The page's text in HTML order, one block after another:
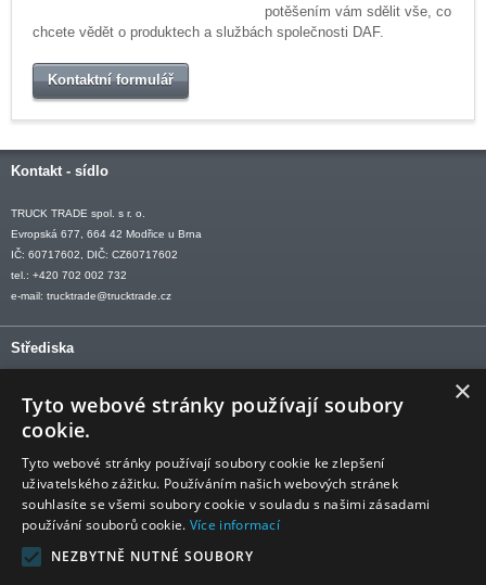
potěšením vám sdělit vše, co
chcete vědět o produktech a službách společnosti DAF.
Kontaktní formulář
Kontakt - sídlo
TRUCK TRADE spol. s r. o.
Evropská 677, 664 42 Modřice u Brna
IČ: 60717602, DIČ: CZ60717602
tel.: +420 702 002 732
e-mail: trucktrade@trucktrade.cz
Střediska
OSTRAVA tel: +420 602 547 882
OTROKOVICE tel: +420 577 110 921-2
Sledujte nás
×
Tyto webové stránky používají soubory
cookie.
Tyto webové stránky používají soubory cookie ke zlepšení
uživatelského zážitku. Používáním našich webových stránek
souhlasíte se všemi soubory cookie v souladu s našimi zásadami
používání souborů cookie. Více informací
NEZBYTNĚ NUTNÉ SOUBORY